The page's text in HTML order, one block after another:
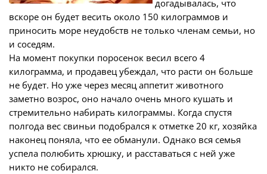
догадывалась, что
вскоре он будет весить около 150 килограммов и
приносить море неудобств не только членам семьи, но
и соседям.
На момент покупки поросенок весил всего 4
килограмма, и продавец убеждал, что расти он больше
не будет. Но уже через месяц аппетит животного
заметно возрос, оно начало очень много кушать и
стремительно набирать килограммы. Когда спустя
полгода вес свиньи подобрался к отметке 20 кг, хозяйка
наконец поняла, что ее обманули. Однако вся семья
успела полюбить хрюшку, и расставаться с ней уже
никто не собирался.